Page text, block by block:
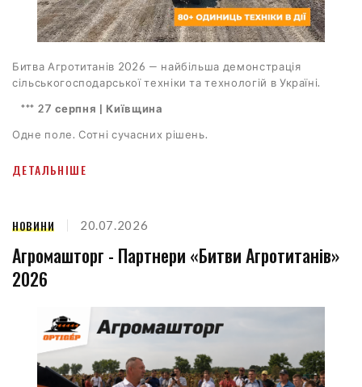
Битва Агротитанів 2026 — найбільша демонстрація
сільськогосподарської техніки та технологій в Україні.
*** 27 серпня | Київщина
Одне поле. Сотні сучасних рішень.
ДЕТАЛЬНІШЕ
НОВИНИ 20.07.2026
Агромашторг - Партнери «Битви Агротитанів»
2026